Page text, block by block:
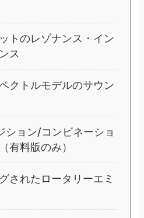
トのレゾナンス・イン
ス
クトルモデルのサウン
ション/コンビネーショ
有料版のみ）
されたロータリーエミ